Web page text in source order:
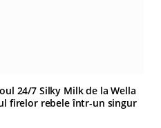
24/7 Silky Milk de la Wella
firelor rebele într-un singur